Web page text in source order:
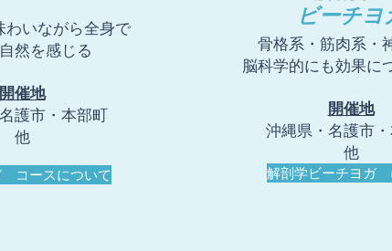
わいながら全身で
然を感じる
開催地
護市・本部町
他
コースについて
ビーチヨ
骨格系・筋肉系・
脳科学的にも効果に
開催地
沖縄県・名護市
他
解剖学ビーチヨガ